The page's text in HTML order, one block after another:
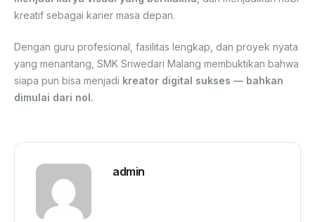
kreatif sebagai karier masa depan.
Dengan guru profesional, fasilitas lengkap, dan proyek nyata
yang menantang, SMK Sriwedari Malang membuktikan bahwa
siapa pun bisa menjadi kreator digital sukses — bahkan
dimulai dari nol.
admin